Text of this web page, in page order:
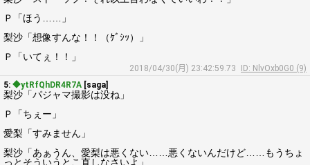
Ｐ「ほう……」
梨沙「想像すんな！！（ｹﾞｼｯ）」
Ｐ「いてぇ！！」
2018/04/30(月) 23:42:59.73
ID: NlvOxb0G0 (9)
5: ◆ytRfQhDR4R7A [saga]
梨沙「パジャマ撮影は没ね」
Ｐ「ちぇー」
愛梨「すみません」
梨沙「あぁうん、愛梨は悪くない……悪くないんだけど……もうちょ
っとそういうとこ直しなさいよ」